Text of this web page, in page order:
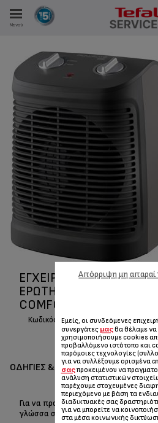
Μενού
ΜΑΣ
ΕΓΧΕΙΡΊΔΙΟ ΧΡΉΣΗΣ ΚΑΙ
ΕΡΩΤΉΣΕΙΣ/ ΑΠΑΝΤΉΣΕΙΣ
COMFORT COMPACT
Κωδικός :SO2320F0
ΟΔΗΓΊΕΣ & ΕΓΧΕΙΡΊΔΙΑ
Για να προβάλετε τις Οδηγίες & το
γλώσσα σας:
Εμείς, οι συνδεόμενες
συνεργάτες μαςθα θέλαμε να
χρησιμοποιήσουμε cookies
προβαλλόμενο ιστότοπο και
παρόμοιες τεχνολογίες
για να συλλέξουμε ορισμένα
σαςπροκειμένου να
ανάλυση στατιστικών
παρέχουμε στοχευμένες
περιεχόμενο με βάση τα
διαδικτυακές σας
για να μπορείτε να
στα μέσα κοινωνικής
Απόρριψη μη